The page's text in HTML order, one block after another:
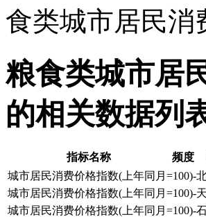
食类城市居民消
粮食类城市居
的相关数据列
指标名称 频度
城市居民消费价格指数(上年同月=100)-
城市居民消费价格指数(上年同月=100)-
城市居民消费价格指数(上年同月=100)-